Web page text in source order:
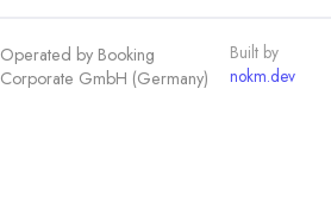
Operated by Booking
Corporate GmbH (Germany)
Built by
nokm.dev